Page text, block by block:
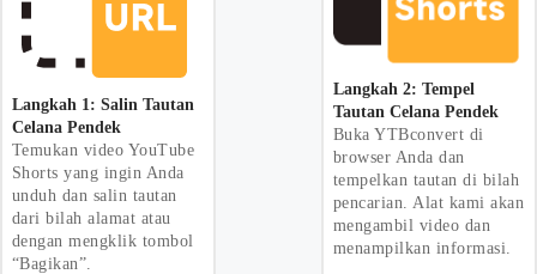
Langkah 1: Salin Tautan
Celana Pendek
Temukan video YouTube
Shorts yang ingin Anda
unduh dan salin tautan
dari bilah alamat atau
dengan mengklik tombol
“Bagikan”.
Langkah 2: Tempel
Tautan Celana Pendek
Buka YTBconvert di
browser Anda dan
tempelkan tautan di bilah
pencarian. Alat kami akan
mengambil video dan
menampilkan informasi.